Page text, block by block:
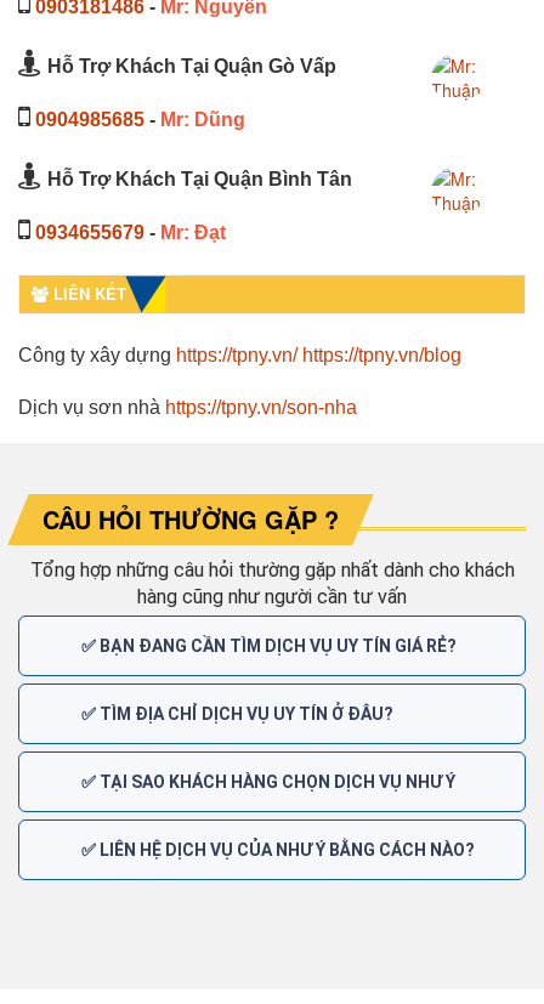
0903181486 - Mr: Nguyên
Hỗ Trợ Khách Tại Quận Gò Vấp
0904985685 - Mr: Dũng
Hỗ Trợ Khách Tại Quận Bình Tân
0934655679 - Mr: Đạt
LIÊN KẾT
Công ty xây dựng https://tpny.vn/ https://tpny.vn/blog
Dịch vụ sơn nhà https://tpny.vn/son-nha
CÂU HỎI THƯỜNG GẶP ?
Tổng hợp những câu hỏi thường gặp nhất dành cho khách
hàng cũng như người cần tư vấn
✅ BẠN ĐANG CẦN TÌM DỊCH VỤ UY TÍN GIÁ RẺ?
✅ TÌM ĐỊA CHỈ DỊCH VỤ UY TÍN Ở ĐÂU?
✅ TẠI SAO KHÁCH HÀNG CHỌN DỊCH VỤ NHƯ Ý
✅ LIÊN HỆ DỊCH VỤ CỦA NHƯ Ý BẰNG CÁCH NÀO?